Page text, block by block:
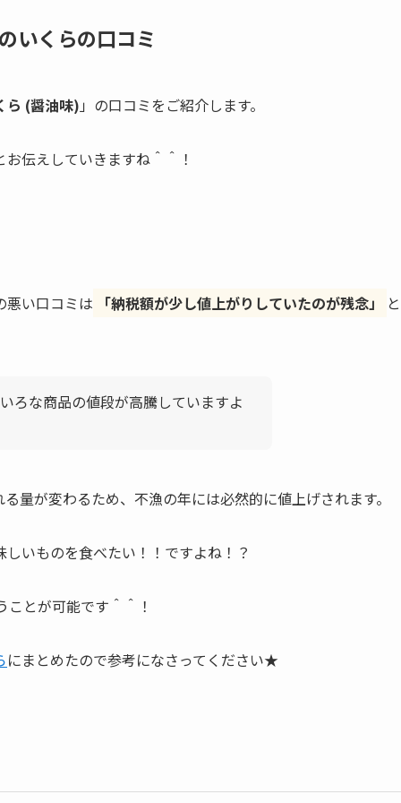
いくらの口コミ
ら (醤油味) 」の口コミをご紹介します。
伝えしていきますね＾＾！
悪い口コミは 「納税額が少し値上がりしていたのが残念」 と
ろな商品の値段が高騰していますよ
量が変わるため、不漁の年には必然的に値上げされます。
いものを食べたい！！ですよね！？
とが可能です＾＾！
にまとめたので参考になさってください★